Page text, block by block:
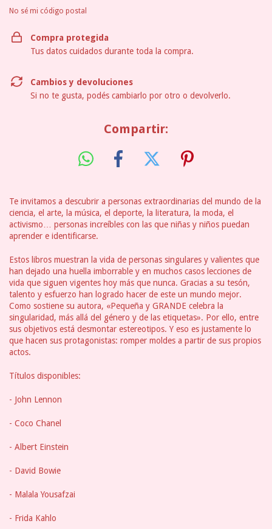
No sé mi código postal
Compra protegida
Tus datos cuidados durante toda la compra.
Cambios y devoluciones
Si no te gusta, podés cambiarlo por otro o devolverlo.
Compartir:
Te invitamos a descubrir a personas extraordinarias del mundo de la
ciencia, el arte, la música, el deporte, la literatura, la moda, el
activismo… personas increíbles con las que niñas y niños puedan
aprender e identificarse.
Estos libros muestran la vida de personas singulares y valientes que
han dejado una huella imborrable y en muchos casos lecciones de
vida que siguen vigentes hoy más que nunca. Gracias a su tesón,
talento y esfuerzo han logrado hacer de este un mundo mejor.
Como sostiene su autora, «Pequeña y GRANDE celebra la
singularidad, más allá del género y de las etiquetas». Por ello, entre
sus objetivos está desmontar estereotipos. Y eso es justamente lo
que hacen sus protagonistas: romper moldes a partir de sus propios
actos.
Títulos disponibles:
- John Lennon
- Coco Chanel
- Albert Einstein
- David Bowie
- Malala Yousafzai
- Frida Kahlo